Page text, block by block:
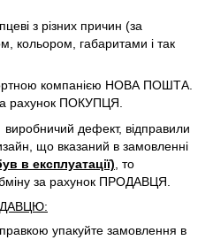
з різних причин (за
кольором, габаритами і так
компанією НОВА ПОШТА.
рахунок ПОКУПЦЯ.
дефект, відправили
що вказаний в замовленні
в експлуатації) , то
за рахунок ПРОДАВЦЯ.
упакуйте замовлення в